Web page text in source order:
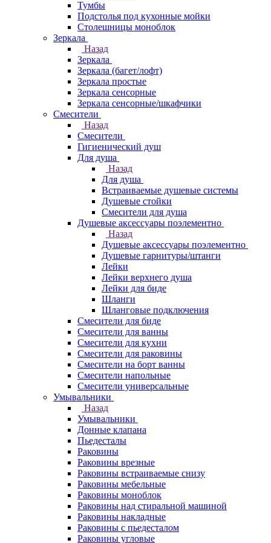
Тумбы
Подстолья под кухонные мойки
Столешницы моноблок
Зеркала
Назад
Зеркала
Зеркала (багет/лофт)
Зеркала простые
Зеркала сенсорные
Зеркала сенсорные/шкафчики
Смесители
Назад
Смесители
Гигиенический душ
Для душа
Назад
Для душа
Встраиваемые душевые системы
Душевые стойки
Смесители для душа
Душевые аксессуары поэлементно
Назад
Душевые аксессуары поэлементно
Душевые гарнитуры/штанги
Лейки
Лейки верхнего душа
Лейки для биде
Шланги
Шланговые подключения
Смесители для биде
Смесители для ванны
Смесители для кухни
Смесители для раковины
Смесители на борт ванны
Смесители напольные
Смесители универсальные
Умывальники
Назад
Умывальники
Донные клапана
Пьедесталы
Раковины
Раковины врезные
Раковины встраиваемые снизу
Раковины мебельные
Раковины моноблок
Раковины над стиральной машиной
Раковины накладные
Раковины с пьедесталом
Раковины угловые